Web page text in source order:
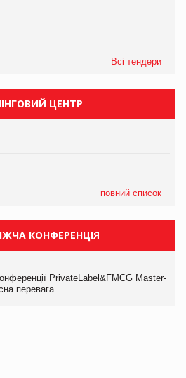
Всі тендери
ЦЕНТР
повний список
КОНФЕРЕНЦІЯ
PrivateLabel&FMCG Master-
перевага